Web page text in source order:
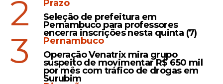
Estado brasileiro", diz o documento, que
considerou que o senador "afirmou-se certo
de sua vitória no pleito presidencial de
2026"
2
Prazo
Seleção de prefeitura em
Pernambuco para professores
encerra inscrições nesta quinta (7)
3
Pernambuco
Operação Venatrix mira grupo
suspeito de movimentar R$ 650 mil
por mês com tráfico de drogas em
Surubim